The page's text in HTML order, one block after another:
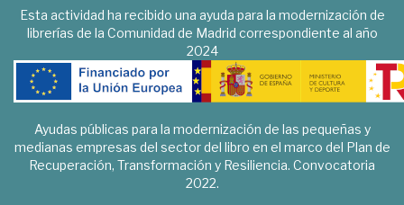
Esta actividad ha recibido una ayuda para la modernización de
librerías de la Comunidad de Madrid correspondiente al año
2024
Ayudas públicas para la modernización de las pequeñas y
medianas empresas del sector del libro en el marco del Plan de
Recuperación, Transformación y Resiliencia. Convocatoria
2022.